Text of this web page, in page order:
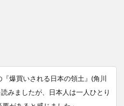
『爆買いされる日本の領土』(角川
みましたが、日本人は一人ひとり